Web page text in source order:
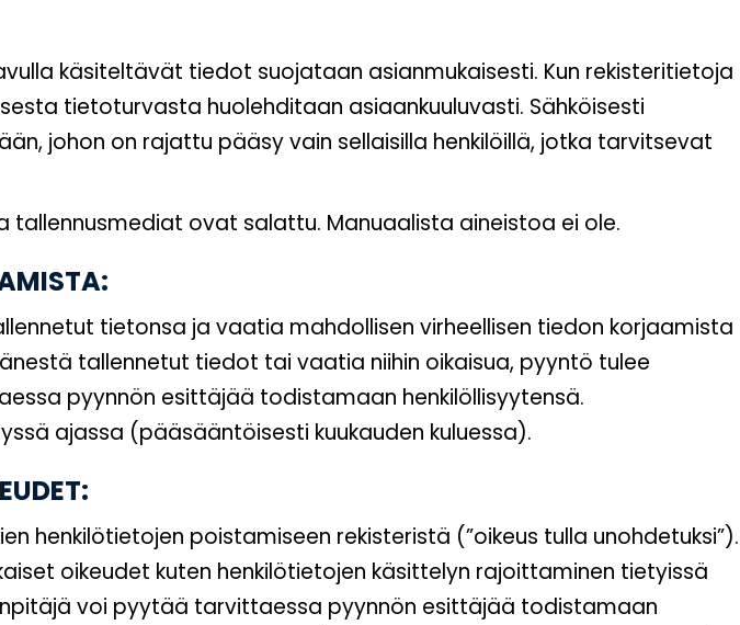
käsiteltävät tiedot suojataan asianmukaisesti. Kun rekisteritietoja
tietoturvasta huolehditaan asiaankuuluvasti. Sähköisesti
johon on rajattu pääsy vain sellaisilla henkilöillä, jotka tarvitsevat
ovat salattu. Manuaalista aineistoa ei ole.
tietonsa ja vaatia mahdollisen virheellisen tiedon korjaamista
tallennetut tiedot tai vaatia niihin oikaisua, pyyntö tulee
pyynnön esittäjää todistamaan henkilöllisyytensä.
ajassa (pääsääntöisesti kuukauden kuluessa).
henkilötietojen poistamiseen rekisteristä (”oikeus tulla unohdetuksi”).
oikeudet kuten henkilötietojen käsittelyn rajoittaminen tietyissä
voi pyytää tarvittaessa pyynnön esittäjää todistamaan